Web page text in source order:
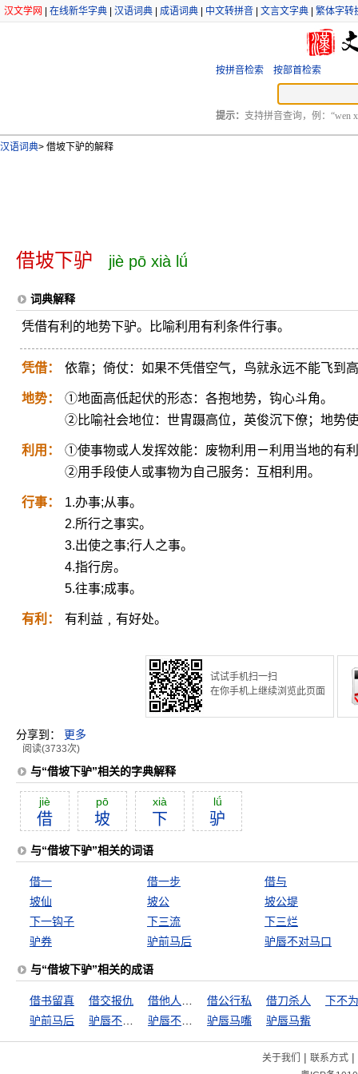
汉文学网 在线新华字典 汉语词典 成语词典 中文转拼音 文言文字典 繁体字转
按拼音检索 按部首检索
提示： 支持拼音查询，例：“wen
汉语词典> 借坡下驴的解释
借坡下驴 jiè pō xià lǘ
词典解释
凭借有利的地势下驴。比喻利用有利条件行事。
凭借： 依靠；倚仗：如果不凭借空气，鸟就永远不能飞到
地势：
①地面高低起伏的形态：各抱地势，钩心斗角。
②比喻社会地位：世胄蹑高位，英俊沉下僚；地势
利用：
①使事物或人发挥效能：废物利用ㄧ利用当地的有
②用手段使人或事物为自己服务：互相利用。
行事：
1.办事;从事。
2.所行之事实。
3.出使之事;行人之事。
4.指行房。
5.往事;成事。
有利： 有利益﹐有好处。
试试手机扫一扫
在你手机上继续浏览此页面
分享到： 更多
阅读(3733次)
与“借坡下驴”相关的字典解释
jiè
借
pō
坡
xià
下
lǘ
驴
与“借坡下驴”相关的词语
借一 借一步
借与
坡仙
坡公
坡公堤
下一钩子
下三流
下三烂
驴券
驴前马后 驴唇不对马口
与“借坡下驴”相关的成语
借书留真 借交报仇 借公行私 借刀杀人
下不
驴前马后
驴唇马嘴 驴唇马觜
关于我们 | 联系方式|